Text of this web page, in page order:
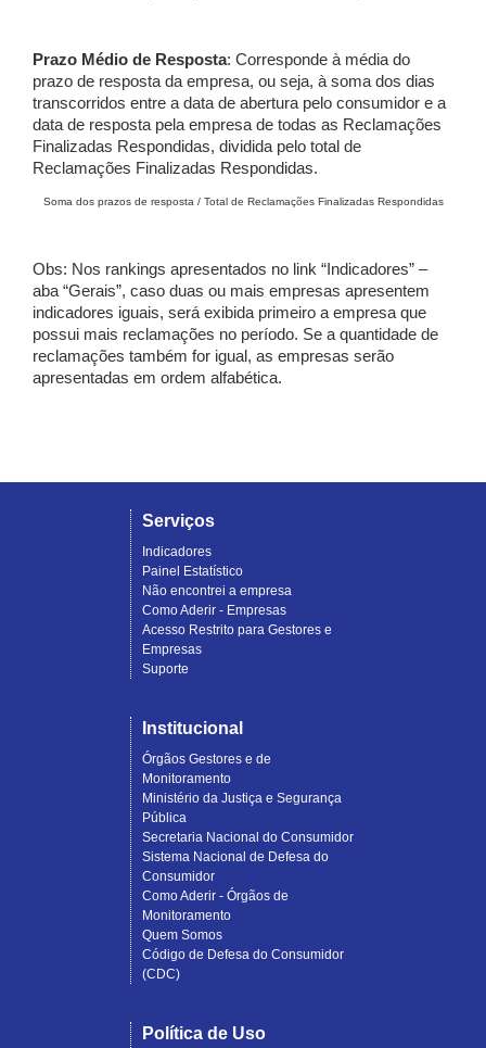
Prazo Médio de Resposta: Corresponde à média do
prazo de resposta da empresa, ou seja, à soma dos dias
transcorridos entre a data de abertura pelo consumidor e a
data de resposta pela empresa de todas as Reclamações
Finalizadas Respondidas, dividida pelo total de
Reclamações Finalizadas Respondidas.
Soma dos prazos de resposta / Total de Reclamações Finalizadas Respondidas
Obs: Nos rankings apresentados no link “Indicadores” –
aba “Gerais”, caso duas ou mais empresas apresentem
indicadores iguais, será exibida primeiro a empresa que
possui mais reclamações no período. Se a quantidade de
reclamações também for igual, as empresas serão
apresentadas em ordem alfabética.
Serviços
Indicadores
Painel Estatístico
Não encontrei a empresa
Como Aderir - Empresas
Acesso Restrito para Gestores e
Empresas
Suporte
Institucional
Órgãos Gestores e de
Monitoramento
Ministério da Justiça e Segurança
Pública
Secretaria Nacional do Consumidor
Sistema Nacional de Defesa do
Consumidor
Como Aderir - Órgãos de
Monitoramento
Quem Somos
Código de Defesa do Consumidor
(CDC)
Política de Uso